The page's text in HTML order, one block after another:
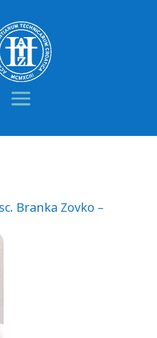
Branka Zovko –